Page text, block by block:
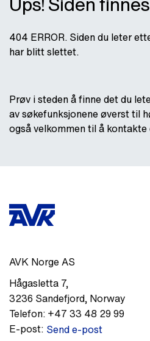
404 ERROR. Siden du leter
har blitt slettet.
Prøv i steden å finne det du
av søkefunksjonene øverst til
også velkommen til å kontakte
AVK Norge AS
Hågasletta 7,
3236 Sandefjord, Norway
Telefon: +47 33 48 29 99
E-post: Send e-post